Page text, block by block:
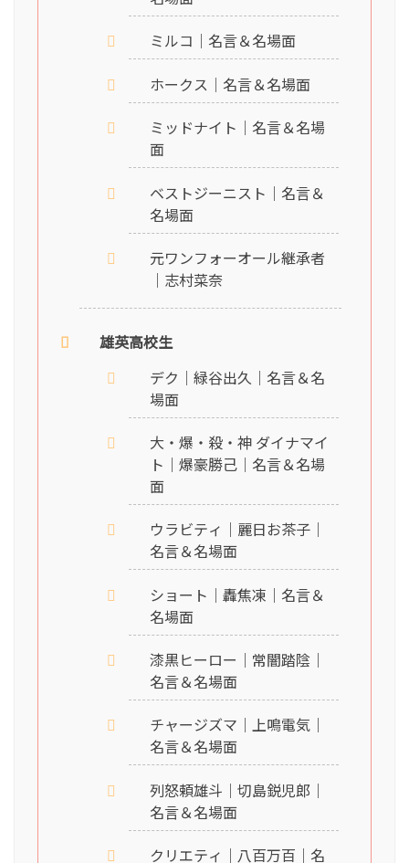
ミルコ｜名言＆名場面
ホークス｜名言＆名場面
ミッドナイト｜名言＆名場
面
ベストジーニスト｜名言＆
名場面
元ワンフォーオール継承者
｜志村菜奈
雄英高校生
デク｜緑谷出久｜名言＆名
場面
大・爆・殺・神 ダイナマイ
ト｜爆豪勝己｜名言＆名場
面
ウラビティ｜麗日お茶子｜
名言＆名場面
ショート｜轟焦凍｜名言＆
名場面
漆黒ヒーロー｜常闇踏陰｜
名言＆名場面
チャージズマ｜上鳴電気｜
名言＆名場面
列怒頼雄斗｜切島鋭児郎｜
名言＆名場面
クリエティ｜八百万百｜名